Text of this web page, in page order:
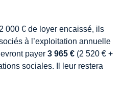
000 € de loyer encaissé, ils
à l’exploitation annuelle
payer 3 965 € (2 520 € +
sociales. Il leur restera